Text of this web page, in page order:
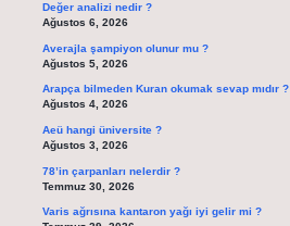
Değer analizi nedir ?
Ağustos 6, 2026
Averajla şampiyon olunur mu ?
Ağustos 5, 2026
Arapça bilmeden Kuran okumak sevap mıdır ?
Ağustos 4, 2026
Aeü hangi üniversite ?
Ağustos 3, 2026
78’in çarpanları nelerdir ?
Temmuz 30, 2026
Varis ağrısına kantaron yağı iyi gelir mi ?